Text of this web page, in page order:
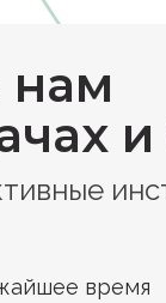
время
нам